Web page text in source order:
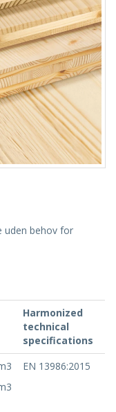
uden behov for
Harmonized
technical
specifications
EN 13986:2015